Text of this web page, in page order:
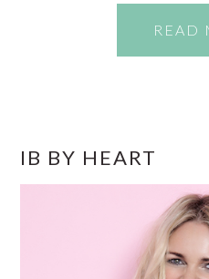
READ
SIDEBAR
IB BY HEART